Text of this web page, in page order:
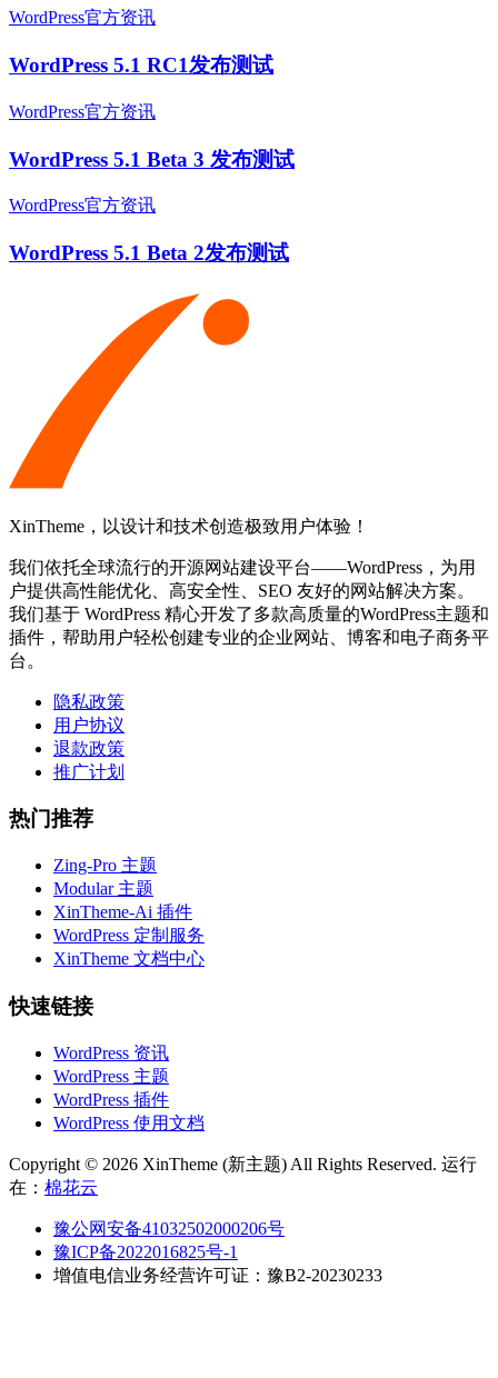
WordPress官方资讯
WordPress 5.1 RC1发布测试
WordPress官方资讯
WordPress 5.1 Beta 3 发布测试
WordPress官方资讯
WordPress 5.1 Beta 2发布测试
XinTheme，以设计和技术创造极致用户体验！
我们依托全球流行的开源网站建设平台——WordPress，为用
户提供高性能优化、高安全性、SEO 友好的网站解决方案。
我们基于 WordPress 精心开发了多款高质量的WordPress主题和
插件，帮助用户轻松创建专业的企业网站、博客和电子商务平
台。
隐私政策
用户协议
退款政策
推广计划
热门推荐
Zing-Pro 主题
Modular 主题
XinTheme-Ai 插件
WordPress 定制服务
XinTheme 文档中心
快速链接
WordPress 资讯
WordPress 主题
WordPress 插件
WordPress 使用文档
Copyright © 2026 XinTheme (新主题) All Rights Reserved. 运行
在： 棉花云
豫公网安备41032502000206号
豫ICP备2022016825号-1
增值电信业务经营许可证：豫B2-20230233